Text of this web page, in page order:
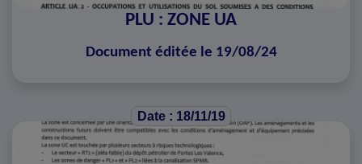
PLU : ZONE UA
Document éditée le 19/08/24
Date : 18/11/19